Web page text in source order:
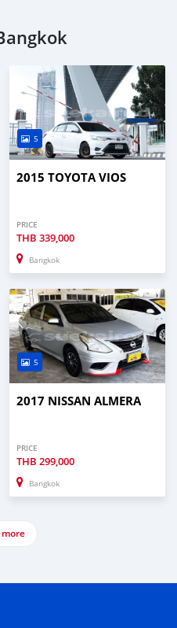
5
2015 TOYOTA VIOS
PRICE
THB 339,000
Bangkok
5
2017 NISSAN ALMERA
PRICE
THB 299,000
Bangkok